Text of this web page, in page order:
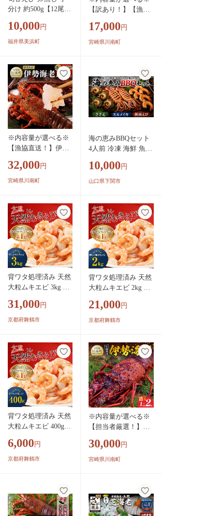
分け 約500g【12尾前
鮮度格別 獲れたてを
液体凍結【 えび エ
お刺身 魚介 海鮮丼
生食 お造り 無添加
冷凍 急速冷凍 福井
県産 】 [m36-a021]
10,000 円
福井県美浜町
【訳あり！】【漁協
老 【 伊勢海老 イセ
エビ 訳あり 魚介 】
17,000 円
宮崎県川南町
※内容量が選べる※
【漁協直送！】伊勢
老 イセエビ 】
32,000 円
宮崎県川南町
海の恵みBBQセット
4人前 冷凍 海鮮 魚介
頭えび 海鮮BBQ 下処
理済み 簡単調理 貝
メイ バーベキュー ア
ウトドア 下関 山口
《さわ水産：SW》
10,000 円
山口県下関市
背ワタ処理済み 天然
大粒ムキエビ 3kg 約
ビ えび お取り寄せ
無保水 おせち 大粒
処理済 下ごしらえ不
要 簡単 簡単調理 便
利
31,000 円
京都府舞鶴市
背ワタ処理済み 天然
大粒ムキエビ 2kg 約1
えび お取り寄せ 無保
水 おせち 大粒 むき
ごしらえ不要 簡単 簡
単調理 便利
21,000 円
京都府舞鶴市
背ワタ処理済み 天然
大粒ムキエビ 400g
ビ えび お取り寄せ
無保水 おせち 大粒
処理済 下ごしらえ不
要 簡単 簡単調理 便
利
6,000 円
京都府舞鶴市
※内容量が選べる※
【担当者厳選！】伊
伊勢海老 魚介類 いせ
えび 海産物 宮崎県産
30,000 円
宮崎県川南町